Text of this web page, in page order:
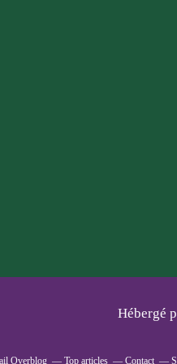
Hébergé
Overblog Top articles Contact